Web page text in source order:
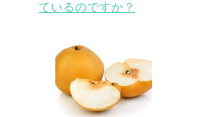
ているのですか？